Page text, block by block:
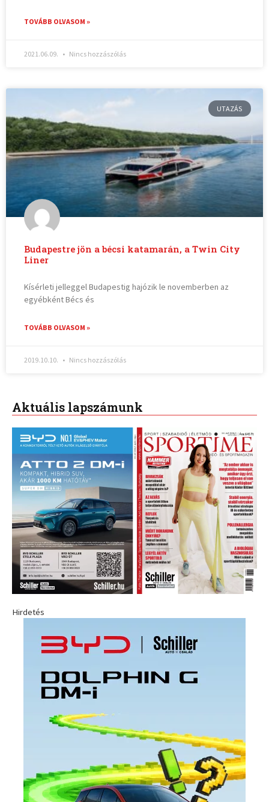
TOVÁBB OLVASOM »
2021.06.09. Nincs hozzászólás
UTAZÁS
Budapestre jön a bécsi katamarán, a Twin City
Liner
Kísérleti jelleggel Budapestig hajózik le novemberben az
egyébként Bécs és
TOVÁBB OLVASOM »
2019.10.10. Nincs hozzászólás
Aktuális lapszámunk
Hirdetés